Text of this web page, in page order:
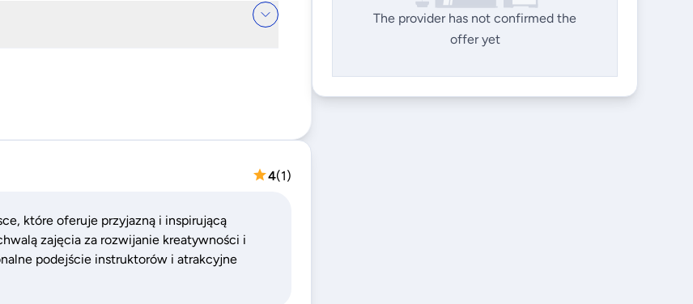
4(1)
które oferuje przyjazną i inspirującą
zajęcia za rozwijanie kreatywności i
podejście instruktorów i atrakcyjne
The provider has not confirmed the
offer yet